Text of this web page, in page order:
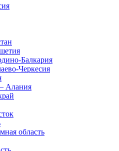
Балкария
Черкесия
Алания
область